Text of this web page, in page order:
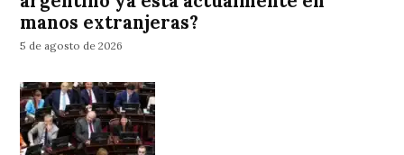
manos extranjeras?
5 de agosto de 2026